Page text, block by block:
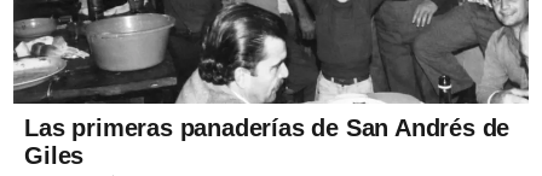
Las primeras panaderías de San Andrés de
Giles